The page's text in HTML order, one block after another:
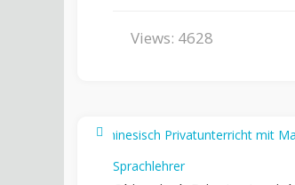
Views: 4628
Sprachlehrer